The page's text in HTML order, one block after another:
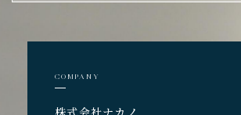
COMPANY
株式会社ナカノ